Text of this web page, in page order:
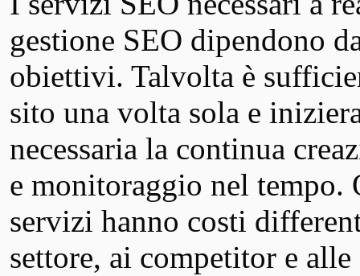
gestione SEO dipendono
obiettivi. Talvolta è
sito una volta sola e
necessaria la continua
e monitoraggio nel
servizi hanno costi
settore, ai competitor e